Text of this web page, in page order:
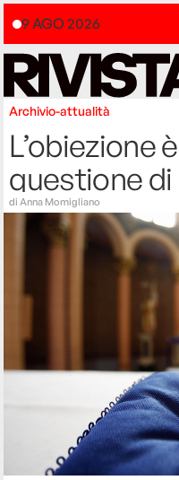
9 AGO 2026
Archivio-attualità
L’obiezione
questione di
diAnna Momigliano